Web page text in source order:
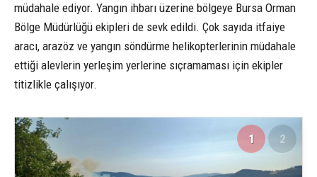
müdahale ediyor. Yangın ihbarı üzerine bölgeye Bursa Orman
Bölge Müdürlüğü ekipleri de sevk edildi. Çok sayıda itfaiye
aracı, arazöz ve yangın söndürme helikopterlerinin müdahale
ettiği alevlerin yerleşim yerlerine sıçramaması için ekipler
titizlikle çalışıyor.
1 2